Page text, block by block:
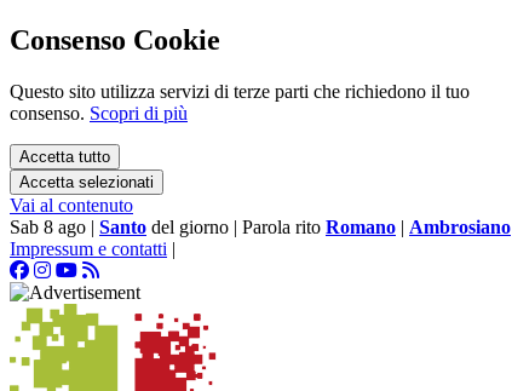
Consenso Cookie
Questo sito utilizza servizi di terze parti che richiedono il tuo
consenso. Scopri di più
Accetta tutto
Accetta selezionati
Vai al contenuto
Sab 8 ago | Santo del giorno | Parola rito Romano | Ambrosiano
Impressum e contatti |